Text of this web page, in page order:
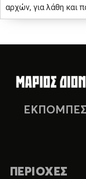
αρχών, για λάθη και
ΕΚΠΟΜΠΕΣ
ΠΕΡΙΟΧΕΣ